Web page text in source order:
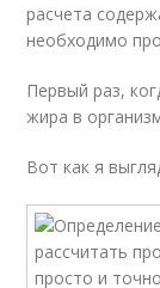
расчета
необходимо
Первый раз,
жира в
Вот как я